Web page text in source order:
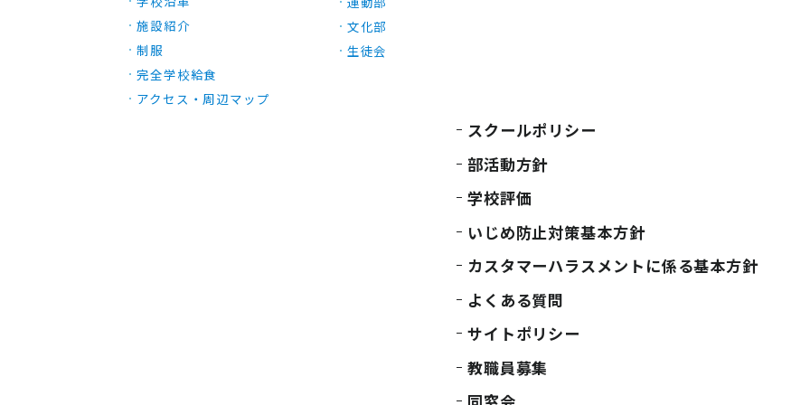
施設紹介
制服
完全学校給食
アクセス・周辺マップ
文化部
生徒会
スクールポリシー
部活動方針
学校評価
いじめ防止対策基本方針
カスタマーハラスメントに係る基本方針
よくある質問
サイトポリシー
教職員募集